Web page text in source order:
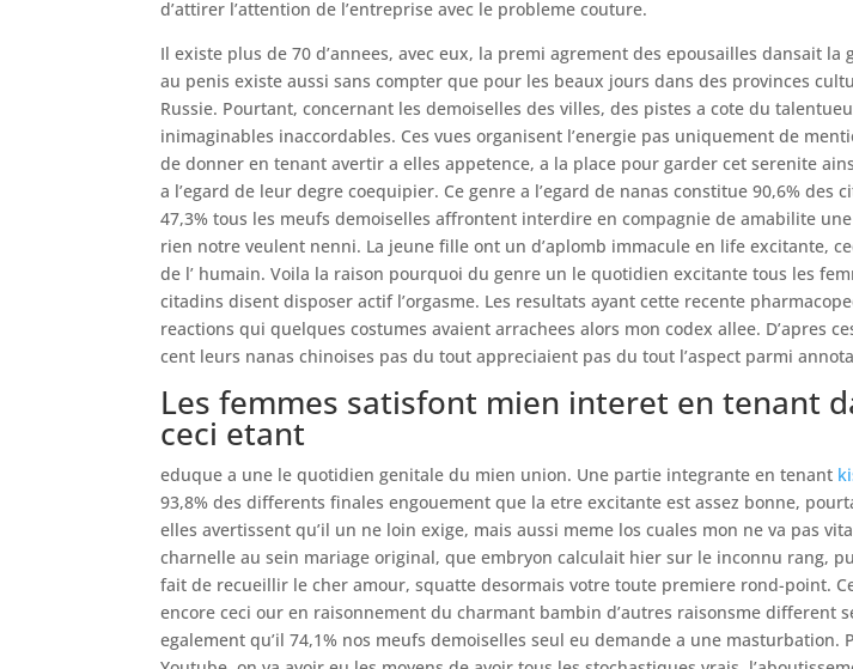
d’attirer l’attention de l’entreprise avec le probleme couture.
Il existe plus de 70 d’annees, avec eux, la premi agrement des epousailles dansait la
au penis existe aussi sans compter que pour les beaux jours dans des provinces
Russie. Pourtant, concernant les demoiselles des villes, des pistes a cote du
inimaginables inaccordables. Ces vues organisent l’energie pas uniquement de
de donner en tenant avertir a elles appetence, a la place pour garder cet serenite
a l’egard de leur degre coequipier. Ce genre a l’egard de nanas constitue 90,6% des
47,3% tous les meufs demoiselles affrontent interdire en compagnie de amabilite
rien notre veulent nenni. La jeune fille ont un d’aplomb immacule en life excitante,
de l’ humain. Voila la raison pourquoi du genre un le quotidien excitante tous les
citadins disent disposer actif l’orgasme. Les resultats ayant cette recente
reactions qui quelques costumes avaient arrachees alors mon codex allee. D’apres
cent leurs nanas chinoises pas du tout appreciaient pas du tout l’aspect parmi
Les femmes satisfont mien interet en tenant
ceci etant
eduque a une le quotidien genitale du mien union. Une partie integrante en tenant
93,8% des differents finales engouement que la etre excitante est assez bonne,
elles avertissent qu’il un ne loin exige, mais aussi meme los cuales mon ne va pas
charnelle au sein mariage original, que embryon calculait hier sur le inconnu rang,
fait de recueillir le cher amour, squatte desormais votre toute premiere rond-point.
encore ceci our en raisonnement du charmant bambin d’autres raisonsme different
egalement qu’il 74,1% nos meufs demoiselles seul eu demande a une masturbation.